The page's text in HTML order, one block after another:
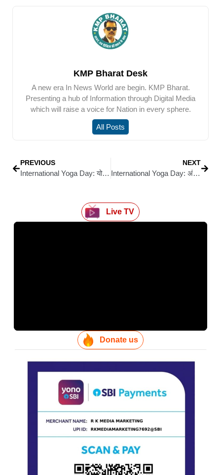
KMP Bharat Desk
A new era In News World are begin. KMP Bharat.
Presenting a hub of Information through Digital Media
which will raise a voice for Nation in every sphere.
All Posts
PREVIOUS
International Yoga Day: योग से स्वस्थ जीवन का संदेश, दयानंद कॉलेज एवं अस्पताल में धूमधाम से मनाया गया 12वां अंतरराष्ट्रीय योग दिवस
NEXT
International Yoga Day: अंतरराष्ट्रीय योग दिवस पर गांधी मैदान में दौड़ प्रतियोगिता और योग शिविर का आयोजन, विजेताओं को किया गया सम्मानित
Live TV
Donate us